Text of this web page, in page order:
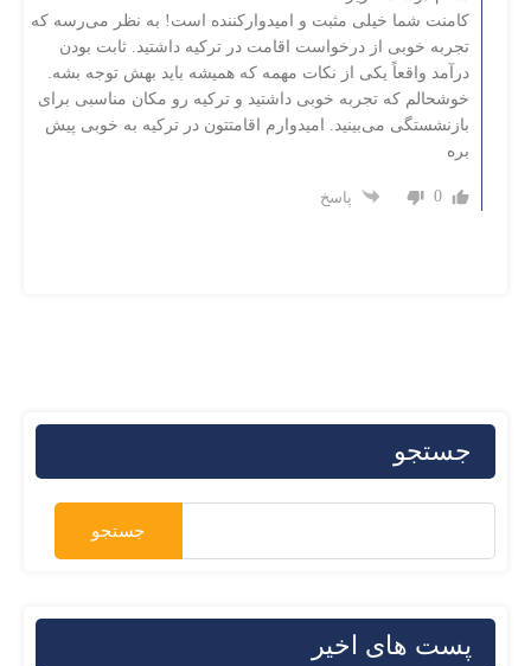
کامنت شما خیلی مثبت و امیدوارکننده است! به نظر می‌رسه که
تجربه خوبی از درخواست اقامت در ترکیه داشتید. ثابت بودن
درآمد واقعاً یکی از نکات مهمه که همیشه باید بهش توجه بشه.
خوشحالم که تجربه خوبی داشتید و ترکیه رو مکان مناسبی برای
بازنشستگی می‌بینید. امیدوارم اقامتتون در ترکیه به خوبی پیش
بره
0 پاسخ
جستجو
پست های اخیر